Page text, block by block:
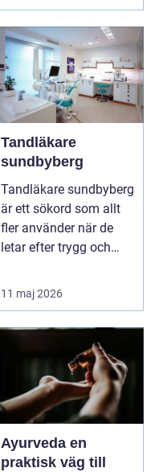
Tandläkare
sundbyberg
Tandläkare sundbyberg
är ett sökord som allt
fler använder när de
letar efter trygg och
11 maj 2026
Ayurveda en
praktisk väg till